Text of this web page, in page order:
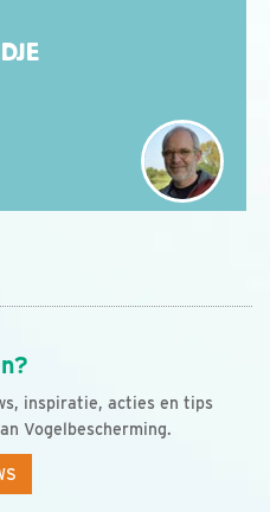
inspiratie, acties en tips
Vogelbescherming.